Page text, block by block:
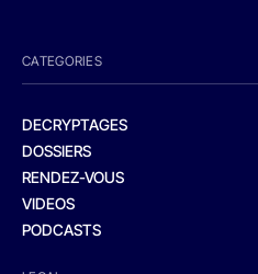
CATEGORIES
DECRYPTAGES
DOSSIERS
RENDEZ-VOUS
VIDEOS
PODCASTS